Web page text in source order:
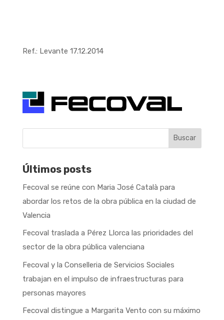
Ref.: Levante 17.12.2014
Buscar
Últimos posts
Fecoval se reúne con Maria José Català para
abordar los retos de la obra pública en la ciudad de
Valencia
Fecoval traslada a Pérez Llorca las prioridades del
sector de la obra pública valenciana
Fecoval y la Conselleria de Servicios Sociales
trabajan en el impulso de infraestructuras para
personas mayores
Fecoval distingue a Margarita Vento con su máximo